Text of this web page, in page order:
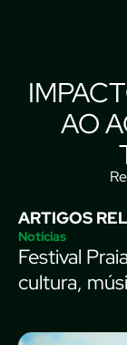
AO
ARTIGOS
Notícias
Festival
cultura,